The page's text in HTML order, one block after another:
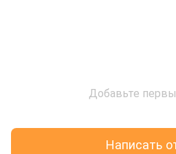
Добавьте
Написать